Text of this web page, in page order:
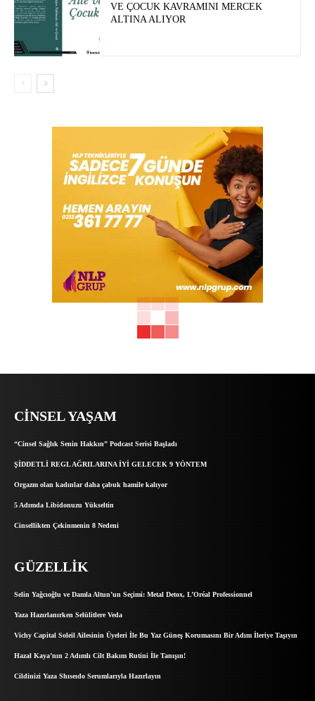
VE ÇOCUK KAVRAMINI MERCEK
ALTINA ALIYOR
CINSEL YAŞAM
“Cinsel Sağlık Senin Hakkın” Podcast Serisi Başladı
ŞİDDETLİ REGL AĞRILARINA İYİ GELECEK 9 YÖNTEM
Orgazm olan kadınlar daha çabuk hamile kalıyor
5 Adımda Libidonuzu Yükseltin
Cinsellikten Çekinmenin 8 Nedeni
GÜZELLIK
Selin Yağcıoğlu ve Damla Altun’un Seçimi: Metal Detox, L’Oréal Professionnel
Yaza Hazırlanırken Selülitlere Veda
Vichy Capital Soleil Ailesinin Üyeleri İle Bu Yaz Güneş Korumasını Bir Adım İleriye Taşıyın
Hazal Kaya’nın 2 Adımlı Cilt Bakım Rutini İle Tanışın!
Cildinizi Yaza Shıseıdo Serumlarıyla Hazırlayın